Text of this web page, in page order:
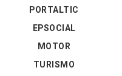
PORTALTIC
EPSOCIAL
MOTOR
TURISMO